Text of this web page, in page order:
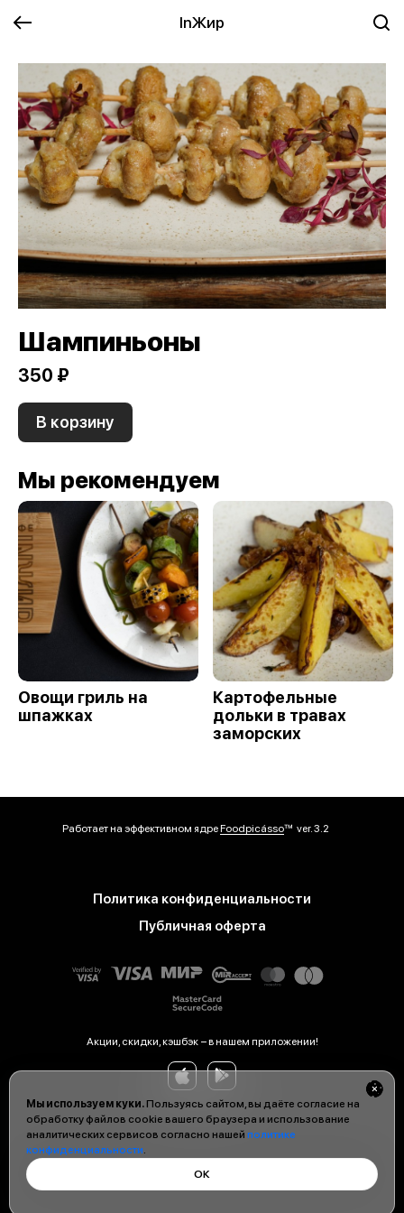
InЖир
Мы используем куки.Пользуясь сайтом, вы даёте согласие на
обработку файлов cookie вашего браузера и использование
аналитических сервисов согласно нашей политике
конфиденциальности.
ОК
Шампиньоны
350 ₽
В корзину
Мы рекомендуем
Овощи гриль на
шпажках
Картофельные
дольки в травах
заморских
Работает на эффективном ядреFoodpicássover. 3.2
Политика конфиденциальности
Публичная оферта
Акции, скидки, кэшбэк − в нашем приложении!